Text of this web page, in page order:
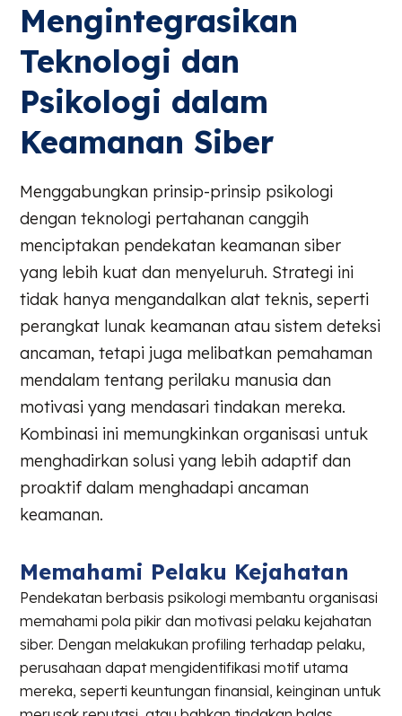
Mengintegrasikan
Teknologi dan
Psikologi dalam
Keamanan Siber
Menggabungkan prinsip-prinsip psikologi
dengan teknologi pertahanan canggih
menciptakan pendekatan keamanan siber
yang lebih kuat dan menyeluruh. Strategi ini
tidak hanya mengandalkan alat teknis, seperti
perangkat lunak keamanan atau sistem deteksi
ancaman, tetapi juga melibatkan pemahaman
mendalam tentang perilaku manusia dan
motivasi yang mendasari tindakan mereka.
Kombinasi ini memungkinkan organisasi untuk
menghadirkan solusi yang lebih adaptif dan
proaktif dalam menghadapi ancaman
keamanan.
Memahami Pelaku Kejahatan
Pendekatan berbasis psikologi membantu organisasi
memahami pola pikir dan motivasi pelaku kejahatan
siber. Dengan melakukan profiling terhadap pelaku,
perusahaan dapat mengidentifikasi motif utama
mereka, seperti keuntungan finansial, keinginan untuk